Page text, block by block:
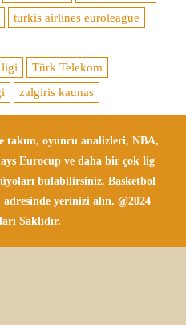
turkis airlines euroleague
ligi
Türk Telekom
zalgiris kaunas
takım, oyuncu analizleri, NBA,
Eurocup ve daha bir çok lig
bulabilirsiniz. Basketbol
yerinizi alın. @2024
Saklıdır.